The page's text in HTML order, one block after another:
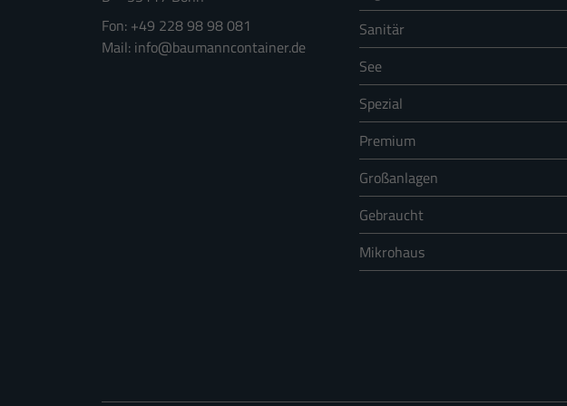
+49 228 98 98 081
info@baumanncontainer.de
Sanitär
See
Spezial
Premium
Großanlagen
Gebraucht
Mikrohaus
Externe Medien (1)
Inhalte von Videoplattformen und Social-Media-Plattformen
werden, bedarf der Zugriff auf diese Inhalte keiner manuellen
Statistiken (6)
Statistik Cookies erfassen Informationen anonym. Diese